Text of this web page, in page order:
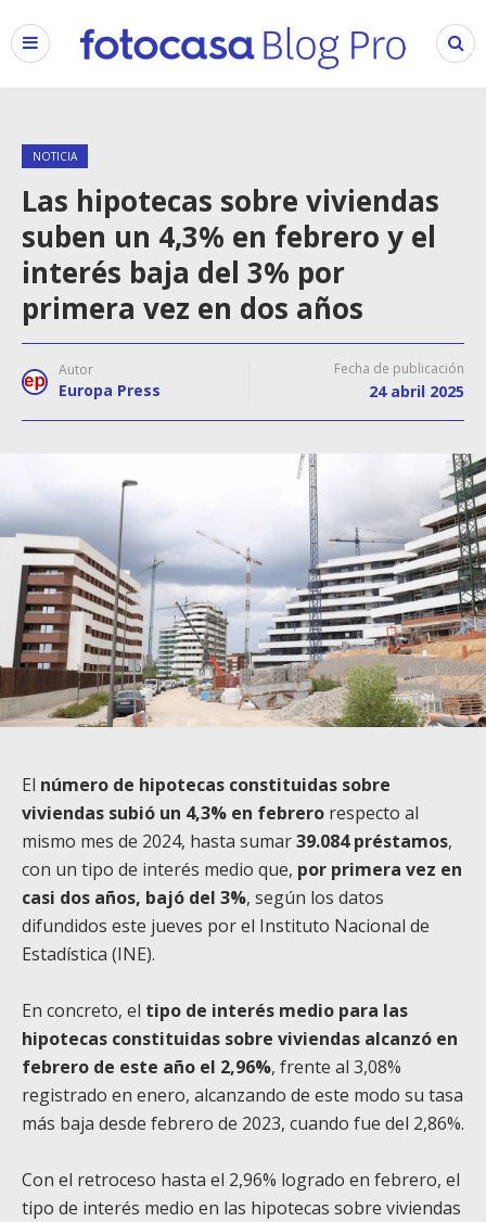
NOTICIA
Las hipotecas sobre viviendas
suben un 4,3% en febrero y el
interés baja del 3% por
primera vez en dos años
Autor
Europa Press
Fecha de publicación
24 abril 2025
El número de hipotecas constituidas sobre
viviendas subió un 4,3% en febrero respecto al
mismo mes de 2024, hasta sumar39.084 préstamos,
con un tipo de interés medio que, por primera vez en
casi dos años, bajó del 3%, según los datos
difundidos este jueves por el Instituto Nacional de
Estadística (INE).
En concreto, el tipo de interés medio para las
hipotecas constituidas sobre viviendas alcanzó en
febrero de este año el 2,96%, frente al 3,08%
registrado en enero, alcanzando de este modo su tasa
más baja desde febrero de 2023, cuando fue del 2,86%.
Con el retroceso hasta el 2,96% logrado en febrero, el
tipo de interés medio en las hipotecas sobre viviendas